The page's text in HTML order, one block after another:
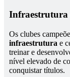
Infraestrutura
Os clubes
infraestrutura e
treinar e
nível elevado de
conquistar títulos.